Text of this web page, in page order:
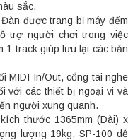
sắc.
được trang bị máy đếm
trợ người chơi trong việc
1 track giúp lưu lại các bản
MIDI In/Out, cổng tai nghe
với các thiết bị ngoại vi và
người xung quanh.
thước 1365mm (Dài) x
lượng 19kg, SP-100 dễ